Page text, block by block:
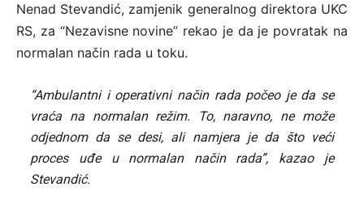
Nenad Stevandić, zamjenik generalnog direktora UKC
RS, za “Nezavisne novine” rekao je da je povratak na
normalan način rada u toku.
“Ambulantni i operativni način rada počeo je da se
vraća na normalan režim. To, naravno, ne može
odjednom da se desi, ali namjera je da što veći
proces uđe u normalan način rada”, kazao je
Stevandić.